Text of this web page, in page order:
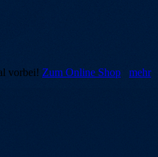
vorbei! Zum Online Shop mehr